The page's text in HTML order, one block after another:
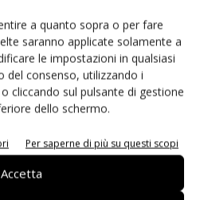
a quanto sopra o per fare
saranno applicate solamente a
le impostazioni in qualsiasi
consenso, utilizzando i
cliccando sul pulsante di gestione
dello schermo.
Per saperne di più su questi scopi
Accetta
“Dobbiamo creare stupore nel
#vocidellortofrutta